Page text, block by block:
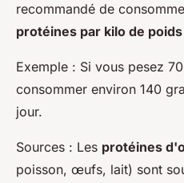
recommandé de
protéines par kilo de
Exemple : Si vous pesez
consommer environ 140
jour.
Sources : Les protéines
poisson, œufs, lait) sont